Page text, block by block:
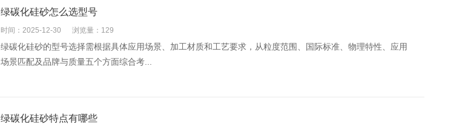
绿碳化硅砂怎么选型号
时间：2025-12-30 浏览量：129
绿碳化硅砂的型号选择需根据具体应用场景、加工材质和工艺要求，从粒度范围、国际标准、物理特性、应用
场景匹配及品牌与质量五个方面综合考...
绿碳化硅砂特点有哪些